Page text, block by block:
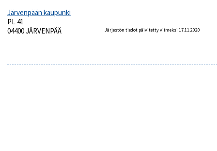
Järjestön tiedot päivitetty viimeksi 17.11.2020
Järvenpään kaupunki
PL 41
04400 JÄRVENPÄÄ